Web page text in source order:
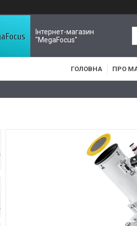
Інтернет-магазин
"MegaFocus"
ГОЛОВНА ПРО